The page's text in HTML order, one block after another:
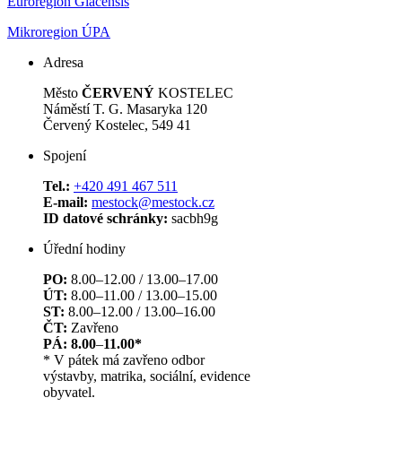
Mikroregion ÚPA
Adresa
Město ČERVENÝ KOSTELEC
Náměstí T. G. Masaryka 120
Červený Kostelec, 549 41
Spojení
Tel.: +420 491 467 511
E-mail: mestock@mestock.cz
ID datové schránky: sacbh9g
Úřední hodiny
PO: 8.00–12.00 / 13.00–17.00
ÚT: 8.00–11.00 / 13.00–15.00
ST: 8.00–12.00 / 13.00–16.00
ČT: Zavřeno
PÁ: 8.00–11.00*
* V pátek má zavřeno odbor
výstavby, matrika, sociální, evidence
obyvatel.